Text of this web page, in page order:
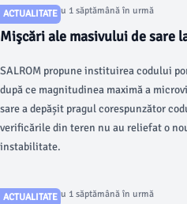
ACTUALITATE
Articol postat cu 1 săptămână în urmă
Mişcări ale masivului de sare
SALROM propune instituirea codului
după ce magnitudinea maximă a
sare a depășit pragul corespunzător
verificările din teren nu au reliefat o
instabilitate.
ACTUALITATE
Articol postat cu 1 săptămână în urmă